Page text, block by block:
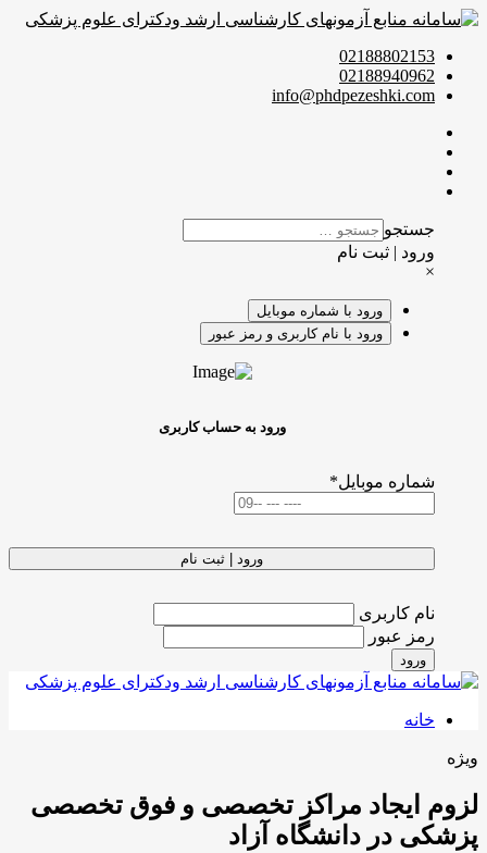
02188802153
02188940962
info@phdpezeshki.com
جستجو
ورود | ثبت نام
×
ورود با شماره موبایل
ورود با نام کاربری و رمز عبور
ورود به حساب کاربری
شماره موبایل*
ورود | ثبت نام
نام کاربری
رمز عبور
ورود
خانه
ویژه
لزوم ایجاد مراکز تخصصی و فوق تخصصی
پزشکی در دانشگاه آزاد